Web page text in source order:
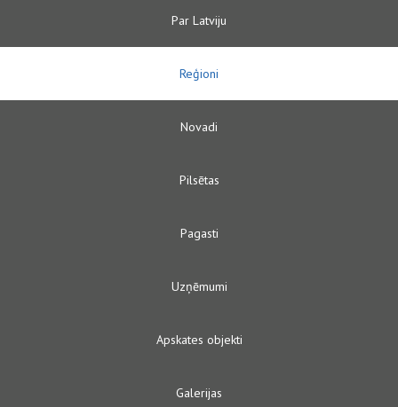
Par Latviju
Reģioni
Novadi
Pilsētas
Pagasti
Uzņēmumi
Apskates objekti
Galerijas